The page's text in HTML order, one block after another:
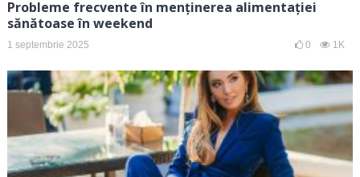
Probleme frecvente în menținerea alimentației
sănătoase în weekend
1 septembrie 2025 0 1K